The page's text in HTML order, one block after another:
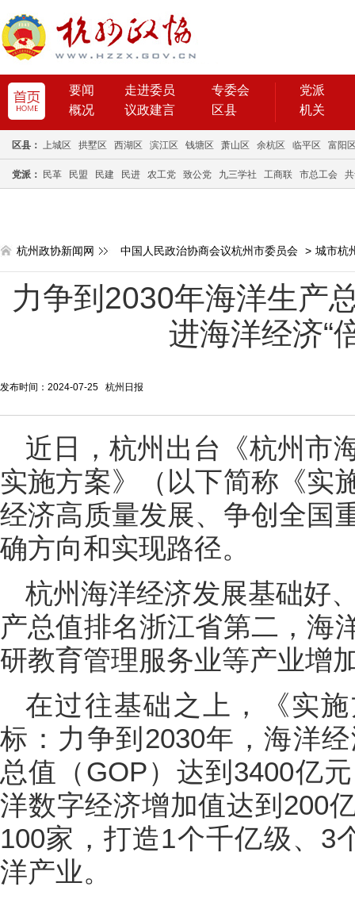
要闻 走进委员
专委会
概况
议政建言 区县
党派
机关
区县： 上城区 拱墅区 西湖区 滨江区 钱塘区 萧山区 余杭区 临平区 富阳
党派： 民革 民盟 民建 民进 农工党 致公党 九三学社 工商联 市总工会
杭州政协新闻网 中国人民政治协商会议杭州市委员会 > 城市杭
力争到2030年海洋生产
进海洋经济“
发布时间：2024-07-25 杭州日报
近日，杭州出台《杭州市
实施方案》（以下简称《实
经济高质量发展、争创全国
确方向和实现路径。
杭州海洋经济发展基础好
产总值排名浙江省第二，海
研教育管理服务业等产业增
在过往基础之上，《实
标：力争到2030年，海洋
总值（GOP）达到3400亿
洋数字经济增加值达到200
100家，打造1个千亿级、3
洋产业。